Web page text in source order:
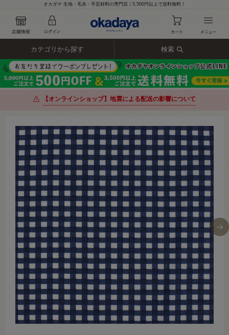
オカダヤ 生地・毛糸・手芸材料の専門店｜5,500円以上で送料無料！
カテゴリから探す 検索
【オンラインショップ】地震による配送の影響について